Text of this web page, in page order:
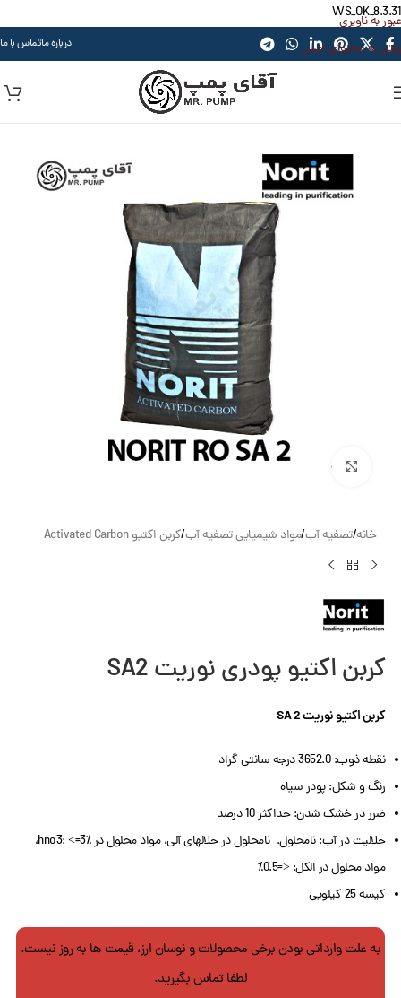
WS_OK_8.3.31
عبور به ناوبری
رفتن به محتوای اصلی
درباره ماتماس با ما
بزرگنمایی تصویر
خانه/تصفیه آب/مواد شیمیایی تصفیه آب/کربن اکتیو Activated Carbon
کربن اکتیو پودری نوریت SA2
کربن اکتیو نوریت SA 2
نقطه ذوب: 3652.0 درجه سانتی گراد
رنگ و شکل: پودر سیاه
ضرر در خشک شدن: حداکثر 10 درصد
حلالیت در آب: نامحلول. نامحلول در حلالهای آلی، مواد محلول در hno3: <=3٪،
مواد محلول در الکل: <=0.5٪
کیسه 25 کیلویی
به علت وارداتی بودن برخی محصولات و نوسان ارز، قیمت ها به روز نیست.
لطفا تماس بگیرید.